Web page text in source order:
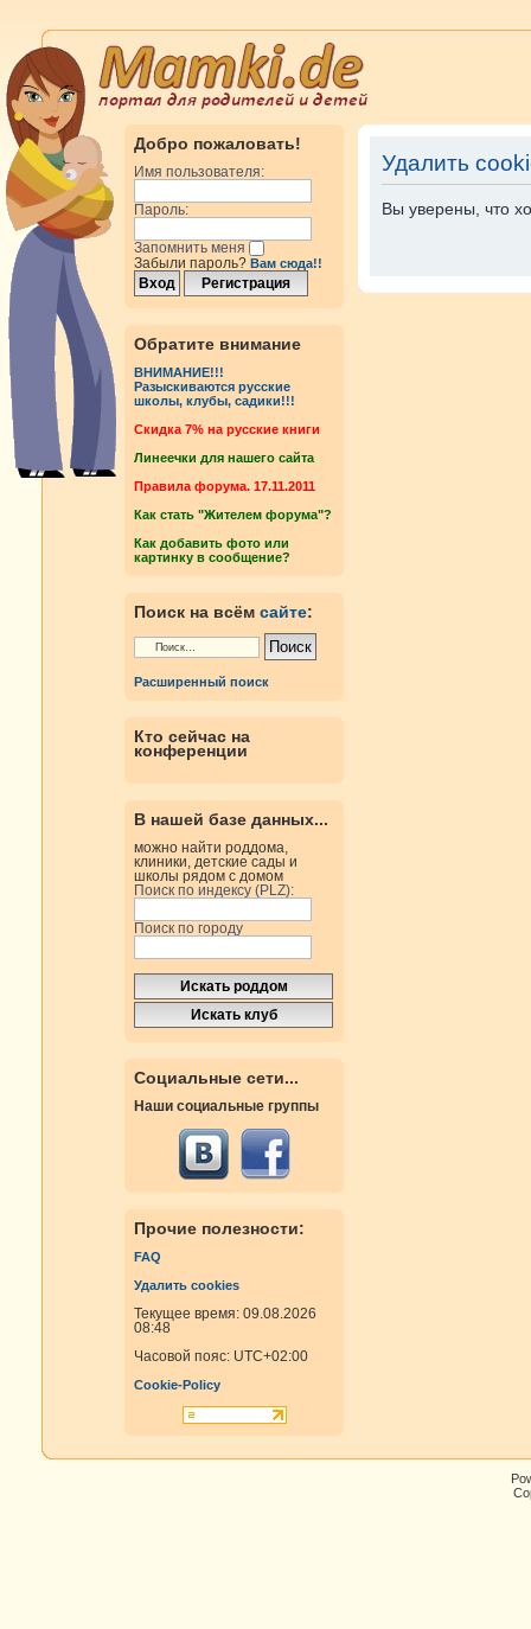
Добро пожаловать!
Имя пользователя:
Пароль:
Запомнить меня
Забыли пароль? Вам сюда!!
Обратите внимание
ВНИМАНИЕ!!!
Разыскиваются русские
школы, клубы, садики!!!
Cкидка 7% на русские книги
Линеечки для нашего сайта
Правила форума. 17.11.2011
Как стать "Жителем форума"?
Как добавить фото или
картинку в сообщение?
Поиск на всём сайте:
Расширенный поиск
Кто сейчас на
конференции
В нашей базе данных...
можно найти роддома,
клиники, детские сады и
школы рядом с домом
Поиск по индексу (PLZ):
Поиск по городу
Социальные сети...
Наши социальные группы
Прочие полезности:
FAQ
Удалить cookies
Текущее время: 09.08.2026
08:48
Часовой пояс: UTC+02:00
Cookie-Policy
Удалить
Вы уверены, что